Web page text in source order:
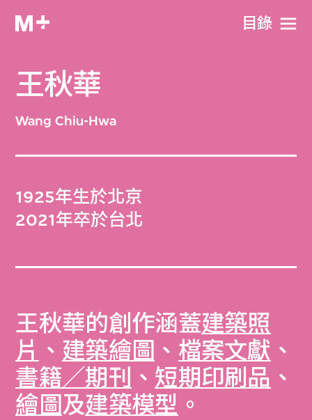
目​錄
王秋華
Wang Chiu-Hwa
1925年生於北京
2021年卒於台北
王秋華的創作涵蓋建築照
片 、 建築繪圖 、 檔案文獻 、
書籍／期刊 、 短期印刷品 、
繪圖及建築模型 。